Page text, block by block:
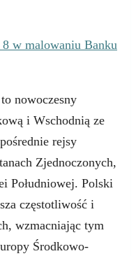
w malowaniu Banku
nowoczesny
i Wschodnią ze
rejsy
Zjednoczonych,
Południowej. Polski
częstotliwość i
wzmacniając tym
Środkowo-